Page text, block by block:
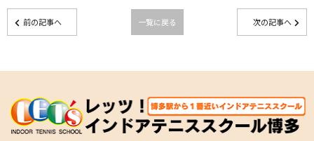
前の記事へ 一覧に戻る 次の記事へ